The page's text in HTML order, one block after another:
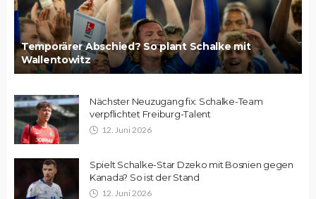
Temporärer Abschied? So plant Schalke mit
Wallentowitz
Nächster Neuzugang fix: Schalke-Team
verpflichtet Freiburg-Talent
12. Juni 2026
Spielt Schalke-Star Dzeko mit Bosnien gegen
Kanada? So ist der Stand
12. Juni 2026